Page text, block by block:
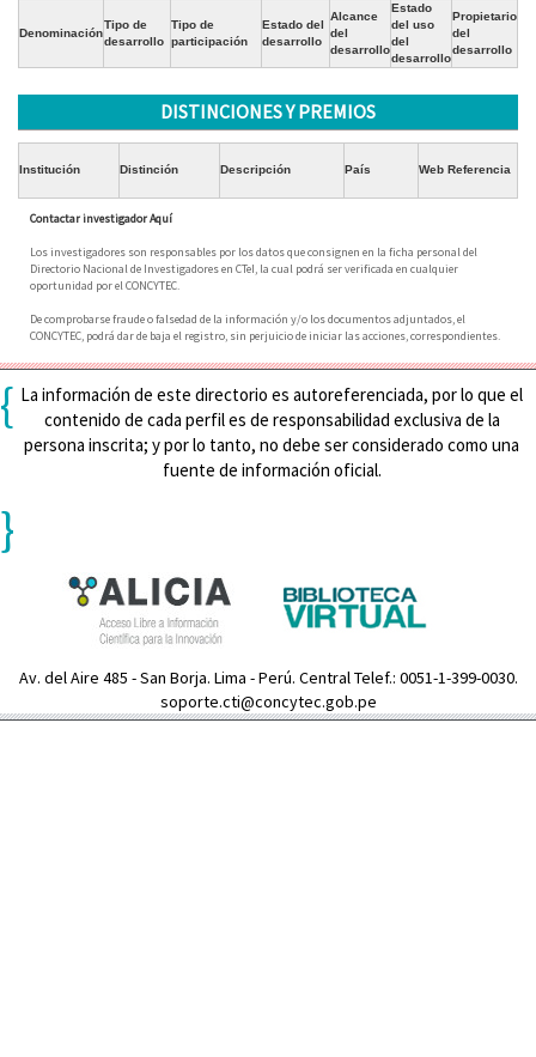
Denominación
Tipo de
desarrollo
Tipo de
participación
Estado del
desarrollo
Alcance
del
desarrollo
Estado
del uso
del
desarrollo
Propietario
del
desarrollo
DISTINCIONES Y PREMIOS
Institución Distinción Descripción País Web Referencia
Contactar investigador Aquí
Los investigadores son responsables por los datos que consignen en la ficha personal del
Directorio Nacional de Investigadores en CTeI, la cual podrá ser verificada en cualquier
oportunidad por el CONCYTEC.
De comprobarse fraude o falsedad de la información y/o los documentos adjuntados, el
CONCYTEC, podrá dar de baja el registro, sin perjuicio de iniciar las acciones, correspondientes.
{ La información de este directorio es autoreferenciada, por lo que el
contenido de cada perfil es de responsabilidad exclusiva de la
persona inscrita; y por lo tanto, no debe ser considerado como una
fuente de información oficial.
}
Av. del Aire 485 - San Borja. Lima - Perú. Central Telef.: 0051-1-399-0030.
soporte.cti@concytec.gob.pe